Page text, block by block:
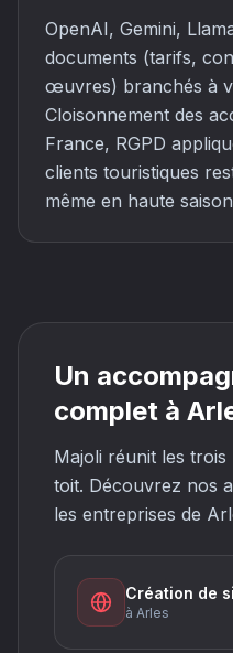
OpenAI, Gemini,
documents (tarifs,
œuvres) branchés à
Cloisonnement des
France, RGPD
clients touristiques
même en haute
Un
complet à
Majoli réunit les
toit. Découvrez nos
les entreprises de
Création de
à Arles